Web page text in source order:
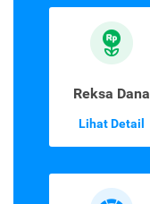
Reksa Dana
Lihat Detail